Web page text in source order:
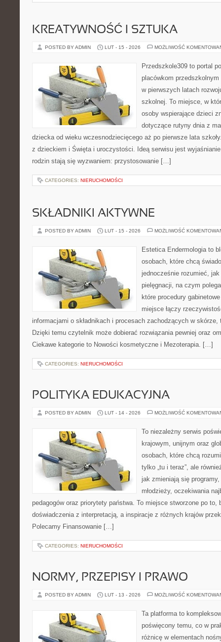
KREATYWNOŚĆ I SZTUKA
POSTED BY ADMIN LUT - 15 - 2026 MOŻLIWOŚĆ
Przedszkole309 to portal
placówkom
w pierwszych latach
szkolnej. To miejsce, w
osoby wspierające dzieci
dotyczące rutyny dnia z
dziecka od wieku wczesnodziecięcego aż po pierwsze lata
z dzieckiem i Święta i uroczystości. Ideą serwisu jest
rodzin stają się wyzwaniem: przystosowanie […]
CATEGORIES: NIERUCHOMOŚCI
SKŁADNIKI AKTYWNE
POSTED BY ADMIN LUT - 15 - 2026 MOŻLIWOŚĆ
Estetica Endermologia to
osobach, które chcą
jednocześnie rozumieć, jak
pielęgnacji, na czym
które procedury
miejsce łączy
informacjami o składnikach i procesach zachodzących w
Dzięki temu czytelnik może dobierać rozwiązania pewniej oraz
Ciekawe kategorie to Nowości kosmetyczne i Mezoterapia. […]
CATEGORIES: NIERUCHOMOŚCI
POLITYKA EDUKACYJNA
POSTED BY ADMIN LUT - 14 - 2026 MOŻLIWOŚĆ
To niezależny serwis
krajowym, unijnym oraz
osobach, które chcą
tylko „tu i teraz”, ale
jak zmieniają się
młodzieży, oczekiwania
pedagogów oraz priorytety państwa. To miejsce stworzone po to,
doświadczenia z interpretacją, a inspiracje z różnych krajów
Polecamy Finansowanie […]
CATEGORIES: NIERUCHOMOŚCI
NORMY, PRZEPISY I PRAWO
POSTED BY ADMIN LUT - 13 - 2026 MOŻLIWOŚĆ
Ta platforma to
poświęcony temu, co w
różnicę w elementach